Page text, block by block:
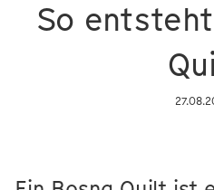
So